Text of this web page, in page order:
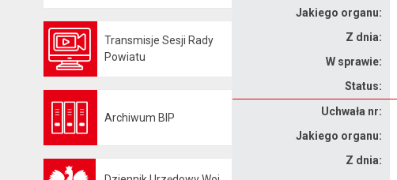
Transmisje Sesji Rady
Powiatu
Archiwum BIP
Jakiego organu:
Z dnia:
W sprawie:
Status:
Uchwała nr:
Jakiego organu:
Z dnia: